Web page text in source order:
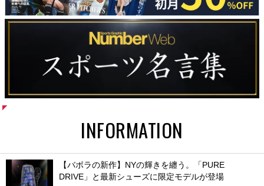
INFORMATION
【バボラの新作】NYの輝きを纏う。「PURE
DRIVE」と最新シューズに限定モデルが登場